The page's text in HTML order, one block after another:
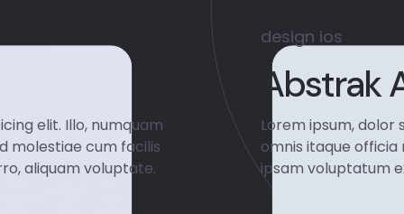
elit. Illo, numquam
molestiae cum facilis
aliquam voluptate.
design ios
Abstrak
Lorem ipsum,
omnis itaque officia
ipsam voluptatum